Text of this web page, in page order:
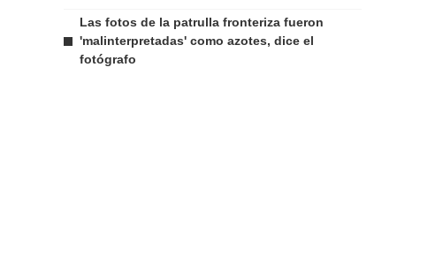
Las fotos de la patrulla fronteriza fueron
'malinterpretadas' como azotes, dice el
fotógrafo